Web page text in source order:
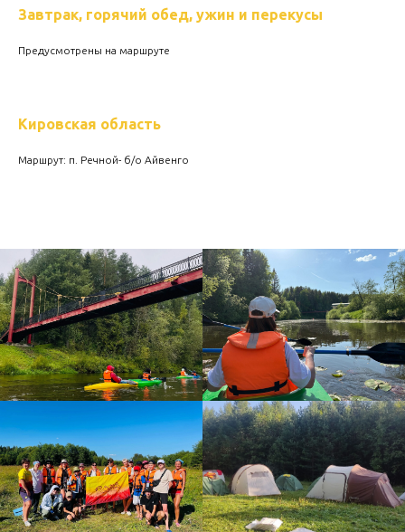
Завтрак, горячий обед, ужин и перекусы
Предусмотрены на маршруте
Кировская область
Маршрут: п. Речной- б/о Айвенго